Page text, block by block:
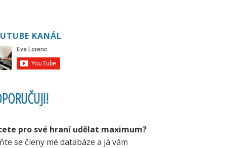
KANÁL
pro své hraní udělat maximum?
se členy mé databáze a já vám